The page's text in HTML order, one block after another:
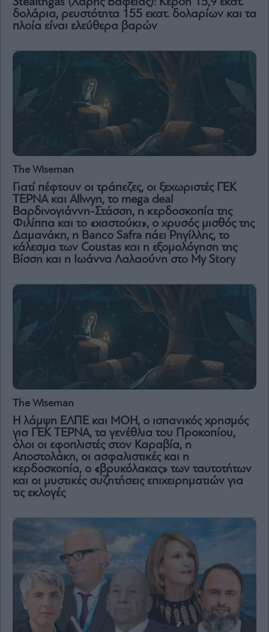
Stealthgas (Χάρης Βαφειάς): Κέρδη 15,9 εκατ.
δολάρια, ρευστότητα 155 εκατ. δολαρίων και τα
πλοία είναι ελεύθερα βαρών
The Wiseman
Γιατί πέφτουν οι τράπεζες, οι ξεχωριστές ΓΕΚ
ΤΕΡΝΑ και Allwyn, το mega deal
Βαρδινογιάννη-Στάσση, η κερδοσκοπία της
Φιλίππα και το «χαστούκι», ο χρυσός μισθός της
Δαμανάκη, η Banco Safra πάει Ρηγίλλης, το
κάλεσμα των Coustas και η εξομολόγηση της
Βίσση και η Ιωάννα Λαλαούνη στο My Story
The Wiseman
Η λάμψη ΕΛΠΕ και MOH, ο ισπανικός χρησμός
για ΓΕΚ ΤΕΡΝΑ, τα γενέθλια του Προκοπίου,
όλοι οι εφοπλιστές στον Καραβία, η
Αποστολάκη, οι ασφαλιστικές και η
κερδοσκοπία, ο «βρυκόλακας» των ταυτοτήτων
και οι μυστικές συζητήσεις επιχειρηματιών για
τις εκλογές